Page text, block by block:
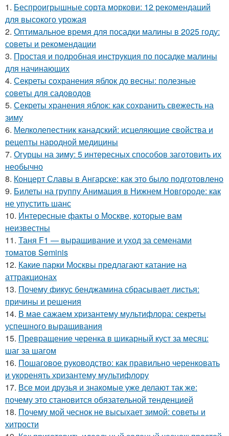
1. Беспроигрышные сорта моркови: 12 рекомендаций
для высокого урожая
2. Оптимальное время для посадки малины в 2025 году:
советы и рекомендации
3. Простая и подробная инструкция по посадке малины
для начинающих
4. Секреты сохранения яблок до весны: полезные
советы для садоводов
5. Секреты хранения яблок: как сохранить свежесть на
зиму
6. Мелколепестник канадский: исцеляющие свойства и
рецепты народной медицины
7. Огурцы на зиму: 5 интересных способов заготовить их
необычно
8. Концерт Славы в Ангарске: как это было подготовлено
9. Билеты на группу Анимация в Нижнем Новгороде: как
не упустить шанс
10. Интересные факты о Москве, которые вам
неизвестны
11. Таня F1 — выращивание и уход за семенами
томатов Seminis
12. Какие парки Москвы предлагают катание на
аттракционах
13. Почему фикус бенджамина сбрасывает листья:
причины и решения
14. В мае сажаем хризантему мультифлора: секреты
успешного выращивания
15. Превращение черенка в шикарный куст за месяц:
шаг за шагом
16. Пошаговое руководство: как правильно черенковать
и укоренять хризантему мультифлору
17. Все мои друзья и знакомые уже делают так же:
почему это становится обязательной тенденцией
18. Почему мой чеснок не высыхает зимой: советы и
хитрости